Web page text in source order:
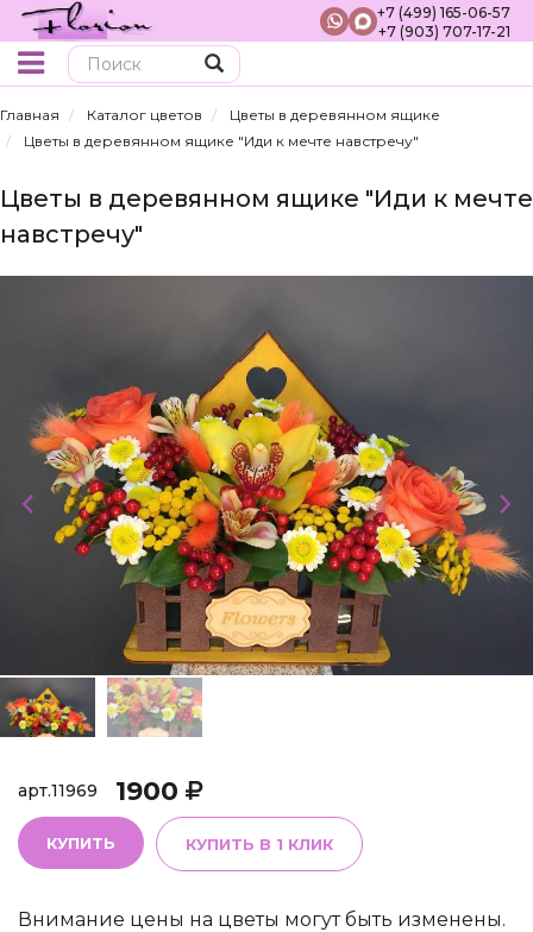
+7 (499) 165-06-57
+7 (903) 707-17-21
Главная Каталог цветов
Цветы в деревянном ящике
Цветы в деревянном ящике "Иди к мечте навстречу"
Цветы в деревянном ящике "Иди к мечте
навстречу"
арт.11969 1900
КУПИТЬ КУПИТЬ В 1 КЛИК
Внимание цены на цветы могут быть изменены.